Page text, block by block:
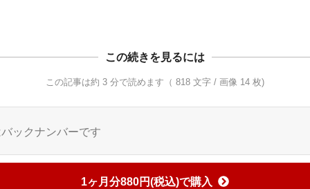
この続きを見るには
この記事は約 3 分で読めます（ 818 文字 / 画像 14 枚)
ックナンバーです
1ヶ月分880円(税込)で購入